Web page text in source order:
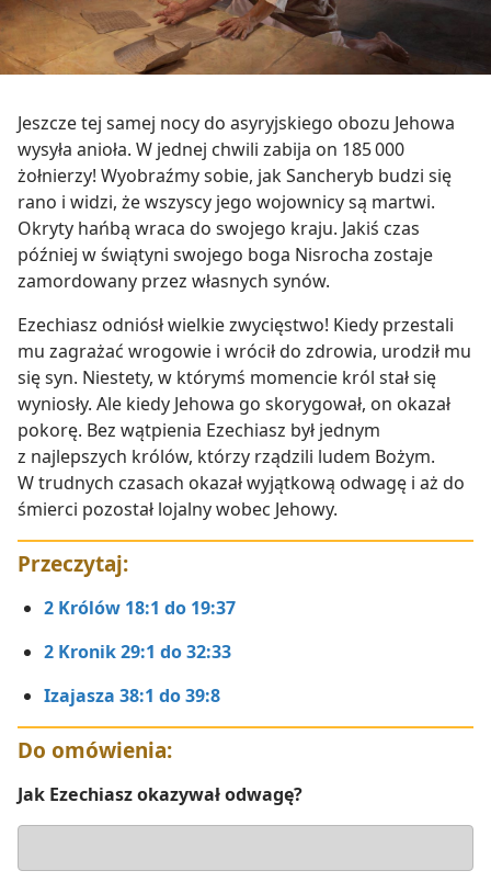
Jeszcze tej samej nocy do asyryjskiego obozu Jehowa
wysyła anioła. W jednej chwili zabija on 185 000
żołnierzy! Wyobraźmy sobie, jak Sancheryb budzi się
rano i widzi, że wszyscy jego wojownicy są martwi.
Okryty hańbą wraca do swojego kraju. Jakiś czas
później w świątyni swojego boga Nisrocha zostaje
zamordowany przez własnych synów.
Ezechiasz odniósł wielkie zwycięstwo! Kiedy przestali
mu zagrażać wrogowie i wrócił do zdrowia, urodził mu
się syn. Niestety, w którymś momencie król stał się
wyniosły. Ale kiedy Jehowa go skorygował, on okazał
pokorę. Bez wątpienia Ezechiasz był jednym
z najlepszych królów, którzy rządzili ludem Bożym.
W trudnych czasach okazał wyjątkową odwagę i aż do
śmierci pozostał lojalny wobec Jehowy.
Przeczytaj:
2 Królów 18:1 do 19:37
2 Kronik 29:1 do 32:33
Izajasza 38:1 do 39:8
Do omówienia:
Jak Ezechiasz okazywał odwagę?